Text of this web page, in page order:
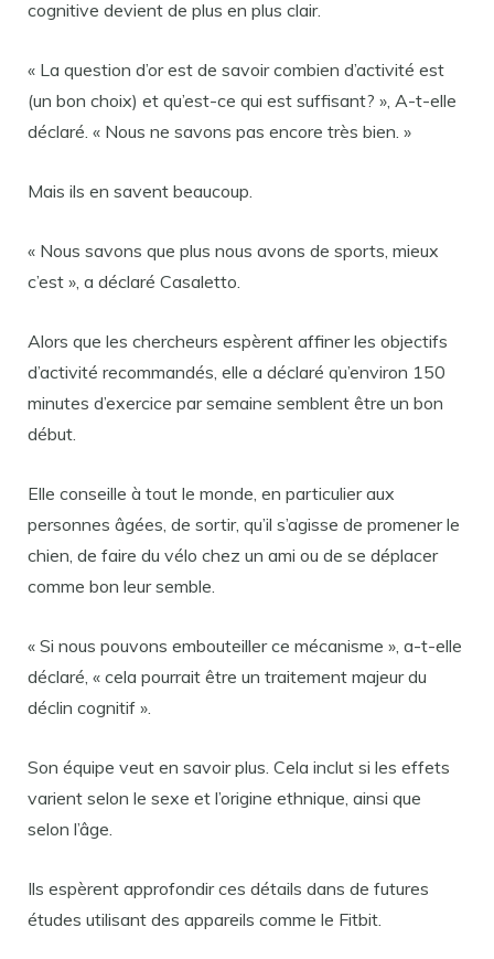
cognitive devient de plus en plus clair.
« La question d’or est de savoir combien d’activité est
(un bon choix) et qu’est-ce qui est suffisant? », A-t-elle
déclaré. « Nous ne savons pas encore très bien. »
Mais ils en savent beaucoup.
« Nous savons que plus nous avons de sports, mieux
c’est », a déclaré Casaletto.
Alors que les chercheurs espèrent affiner les objectifs
d’activité recommandés, elle a déclaré qu’environ 150
minutes d’exercice par semaine semblent être un bon
début.
Elle conseille à tout le monde, en particulier aux
personnes âgées, de sortir, qu’il s’agisse de promener le
chien, de faire du vélo chez un ami ou de se déplacer
comme bon leur semble.
« Si nous pouvons embouteiller ce mécanisme », a-t-elle
déclaré, « cela pourrait être un traitement majeur du
déclin cognitif ».
Son équipe veut en savoir plus. Cela inclut si les effets
varient selon le sexe et l’origine ethnique, ainsi que
selon l’âge.
Ils espèrent approfondir ces détails dans de futures
études utilisant des appareils comme le Fitbit.